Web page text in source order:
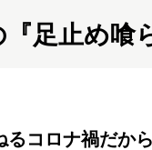
足止め喰
るコロナ禍だか